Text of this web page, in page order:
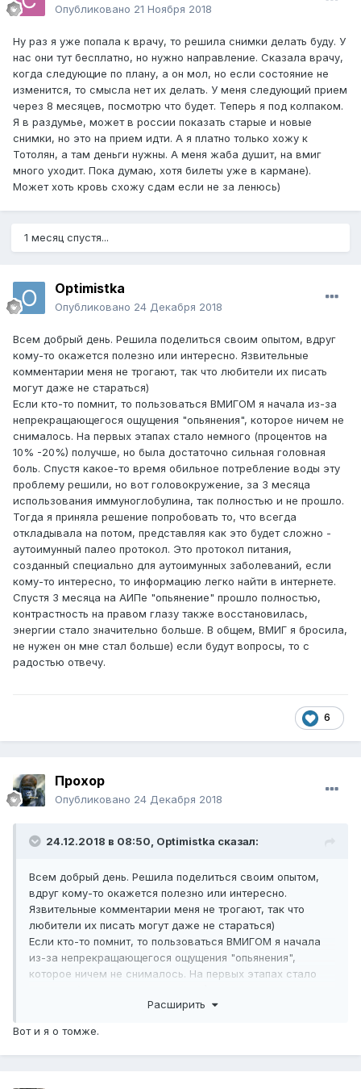
Опубликовано 21 Ноября 2018
Ну раз я уже попала к врачу, то решила снимки делать буду. У
нас они тут бесплатно, но нужно направление. Сказала врачу,
когда следующие по плану, а он мол, но если состояние не
изменится, то смысла нет их делать. У меня следующий прием
через 8 месяцев, посмотрю что будет. Теперь я под колпаком.
Я в раздумье, может в россии показать старые и новые
снимки, но это на прием идти. А я платно только хожу к
Тотолян, а там деньги нужны. А меня жаба душит, на вмиг
много уходит. Пока думаю, хотя билеты уже в кармане).
Может хоть кровь схожу сдам если не за ленюсь)
1 месяц спустя...
Optimistka
Опубликовано 24 Декабря 2018
Всем добрый день. Решила поделиться своим опытом, вдруг
кому-то окажется полезно или интересно. Язвительные
комментарии меня не трогают, так что любители их писать
могут даже не стараться)
Если кто-то помнит, то пользоваться ВМИГОМ я начала из-за
непрекращающегося ощущения "опьянения", которое ничем не
снималось. На первых этапах стало немного (процентов на
10% -20%) получше, но была достаточно сильная головная
боль. Спустя какое-то время обильное потребление воды эту
проблему решили, но вот головокружение, за 3 месяца
использования иммуноглобулина, так полностью и не прошло.
Тогда я приняла решение попробовать то, что всегда
откладывала на потом, представляя как это будет сложно -
аутоимунный палео протокол. Это протокол питания,
созданный специально для аутоимунных заболеваний, если
кому-то интересно, то информацию легко найти в интернете.
Спустя 3 месяца на АИПе "опьянение" прошло полностью,
контрастность на правом глазу также восстановилась,
энергии стало значительно больше. В общем, ВМИГ я бросила,
не нужен он мне стал больше) если будут вопросы, то с
радостью отвечу.
6
Прохор
Опубликовано 24 Декабря 2018
24.12.2018 в 08:50, Optimistka сказал:
Всем добрый день. Решила поделиться своим опытом,
вдруг кому-то окажется полезно или интересно.
Язвительные комментарии меня не трогают, так что
любители их писать могут даже не стараться)
Если кто-то помнит, то пользоваться ВМИГОМ я начала
из-за непрекращающегося ощущения "опьянения",
которое ничем не снималось. На первых этапах стало
достаточно сильная головная боль. Спустя какое-то
решили, но вот головокружение, за 3 месяца
использования иммуноглобулина, так полностью и не
Расширить
Вот и я о томже.